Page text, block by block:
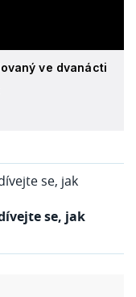
ve dvanácti
se, jak